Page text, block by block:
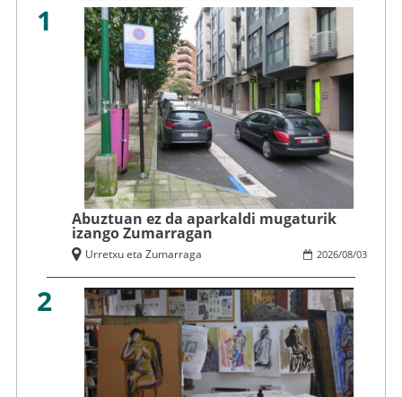
1
Abuztuan ez da aparkaldi mugaturik
izango Zumarragan
2026/08/03
Urretxu eta Zumarraga
2